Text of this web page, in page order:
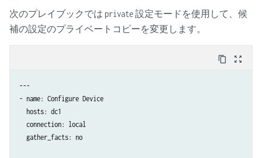
次のプレイブックでは private設定モードを使用して、候
補の設定のプライベートコピーを変更します。
content_copy zoom_out_map
---
- name: Configure Device
  hosts: dc1
  connection: local
  gather_facts: no